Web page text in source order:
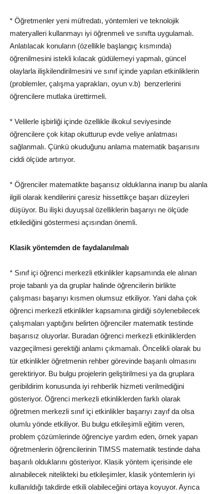
* Öğretmenler yeni müfredatı, yöntemleri ve teknolojik
materyalleri kullanmayı iyi öğrenmeli ve sınıfta uygulamalı.
Anlatılacak konuların (özellikle başlangıç kısmında)
öğrenilmesini istekli kılacak güdülemeyi yapmalı, güncel
olaylarla ilişkilendirilmesini ve sınıf içinde yapılan etkinliklerin
(problemler, çalışma yaprakları, oyun v.b) benzerlerini
öğrencilere mutlaka ürettirmeli.
* Velilerle işbirliği içinde özellikle ilkokul seviyesinde
öğrencilere çok kitap okutturup evde veliye anlatması
sağlanmalı. Çünkü okuduğunu anlama matematik başarısını
ciddi ölçüde artırıyor.
* Öğrenciler matematikte başarısız olduklarına inanıp bu alanla
ilgili olarak kendilerini çaresiz hissettikçe başarı düzeyleri
düşüyor. Bu ilişki duyuşsal özelliklerin başarıyı ne ölçüde
etkilediğini göstermesi açısından önemli.
Klasik yöntemden de faydalanılmalı
* Sınıf içi öğrenci merkezli etkinlikler kapsamında ele alınan
proje tabanlı ya da gruplar halinde öğrencilerin birlikte
çalışması başarıyı kısmen olumsuz etkiliyor. Yani daha çok
öğrenci merkezli etkinlikler kapsamına girdiği söylenebilecek
çalışmaları yaptığını belirten öğrenciler matematik testinde
başarısız oluyorlar. Buradan öğrenci merkezli etkinliklerden
vazgeçilmesi gerektiği anlamı çıkmamalı. Öncelikli olarak bu
tür etkinlikler öğretmenin rehber görevinde başarılı olmasını
gerektiriyor. Bu bulgu projelerin geliştirilmesi ya da gruplara
geribildirim konusunda iyi rehberlik hizmeti verilmediğini
gösteriyor. Öğrenci merkezli etkinliklerden farklı olarak
öğretmen merkezli sınıf içi etkinlikler başarıyı zayıf da olsa
olumlu yönde etkiliyor. Bu bulgu etkileşimli eğitim veren,
problem çözümlerinde öğrenciye yardım eden, örnek yapan
öğretmenlerin öğrencilerinin TIMSS matematik testinde daha
başarılı olduklarını gösteriyor. Klasik yöntem içerisinde ele
alınabilecek nitelikteki bu etkileşimler, klasik yöntemlerin iyi
kullanıldığı takdirde etkili olabileceğini ortaya koyuyor. Ayrıca